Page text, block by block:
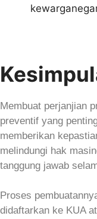
Membuat perjanjian
preventif yang
memberikan
melindungi hak
tanggung jawab
Proses
didaftarkan ke KUA